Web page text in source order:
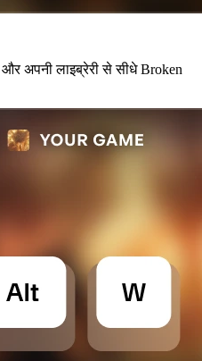
अपनी लाइब्रेरी से सीधे Broken